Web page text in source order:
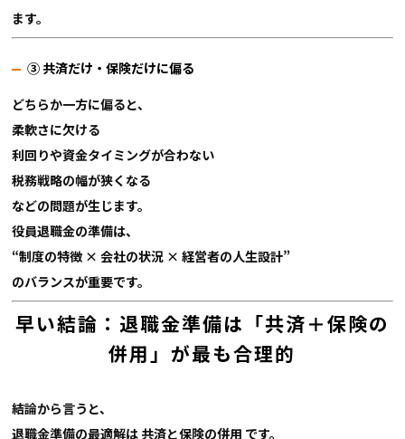
ます。
③ 共済だけ・保険だけに偏る
どちらか一方に偏ると、
柔軟さに欠ける
利回りや資金タイミングが合わない
税務戦略の幅が狭くなる
などの問題が生じます。
役員退職金の準備は、
“制度の特徴 × 会社の状況 × 経営者の人生設計”
のバランスが重要です。
早い結論：退職金準備は「共済＋保険の
併用」が最も合理的
結論から言うと、
退職金準備の最適解は 共済と保険の併用 です。